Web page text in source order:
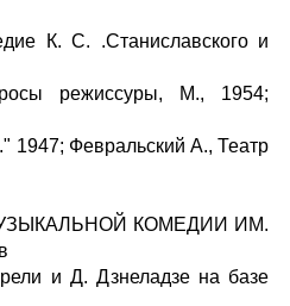
К. С. .Станиславского и
режиссуры, М., 1954;
1947; Февральский А., Театр
КОМЕДИИ ИМ.
и Д. Дзнеладзе на базе